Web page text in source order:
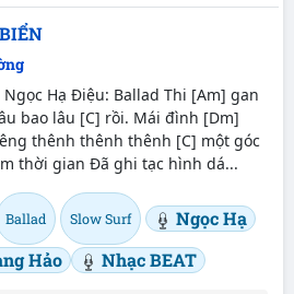
Ngọc Hạ Điệu: Ballad Thi [Am] gan
bao lâu [C] rồi. Mái đình [Dm]
thênh thênh thênh [C] một góc
thời gian Đã ghi tạc hình dá...
Ballad Slow Surf
Ngọc Hạ
Hảo Nhạc BEAT